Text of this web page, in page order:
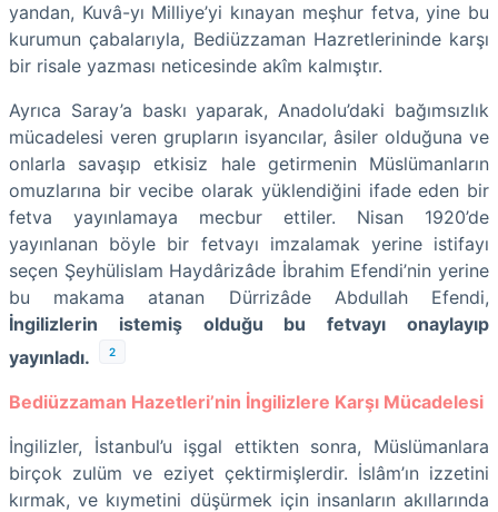
yandan, Kuvâ-yı Milliye’yi kınayan meşhur fetva, yine bu
kurumun çabalarıyla, Bediüzzaman Hazretlerininde karşı
bir risale yazması neticesinde akîm kalmıştır.
Ayrıca Saray’a baskı yaparak, Anadolu’daki bağımsızlık
mücadelesi veren grupların isyancılar, âsiler olduğuna ve
onlarla savaşıp etkisiz hale getirmenin Müslümanların
omuzlarına bir vecibe olarak yüklendiğini ifade eden bir
fetva yayınlamaya mecbur ettiler. Nisan 1920’de
yayınlanan böyle bir fetvayı imzalamak yerine istifayı
seçen Şeyhülislam Haydârizâde İbrahim Efendi’nin yerine
bu makama atanan Dürrizâde Abdullah Efendi,
İngilizlerin istemiş olduğu bu fetvayı onaylayıp
yayınladı.
2
Bediüzzaman Hazetleri’nin İngilizlere Karşı Mücadelesi
İngilizler, İstanbul’u işgal ettikten sonra, Müslümanlara
birçok zulüm ve eziyet çektirmişlerdir. İslâm’ın izzetini
kırmak, ve kıymetini düşürmek için insanların akıllarında